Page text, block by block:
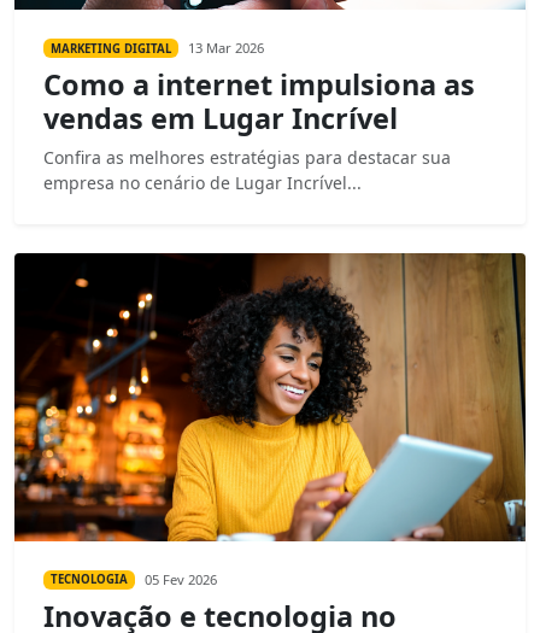
MARKETING DIGITAL 13 Mar 2026
Como a internet impulsiona as
vendas em Lugar Incrível
Confira as melhores estratégias para destacar sua
empresa no cenário de Lugar Incrível...
TECNOLOGIA 05 Fev 2026
Inovação e tecnologia no